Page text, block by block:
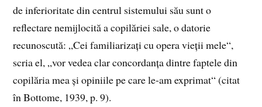
de inferioritate din centrul sistemului său sunt o
reflectare nemijlocită a copilăriei sale, o datorie
recunoscută: „Cei familiarizați cu opera vieții mele“,
scria el, „vor vedea clar concordanța dintre faptele din
copilăria mea și opiniile pe care le-am exprimat“ (citat
în Bottome, 1939, p. 9).